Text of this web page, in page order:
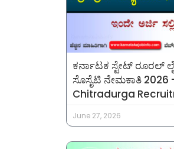
ಕರ್ನಾಟಕ ಸ್ಟೇಟ್
ಸೊಸೈಟಿ ನೇಮಕಾತಿ 2026
Chitradurga
June 27, 2026